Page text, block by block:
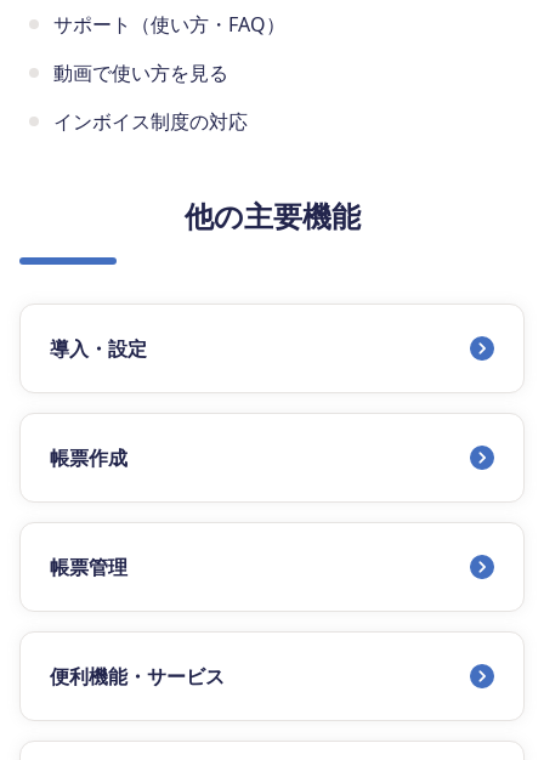
サポート（使い方・FAQ）
動画で使い方を見る
インボイス制度の対応
他の主要機能
導入・設定
帳票作成
帳票管理
便利機能・サービス